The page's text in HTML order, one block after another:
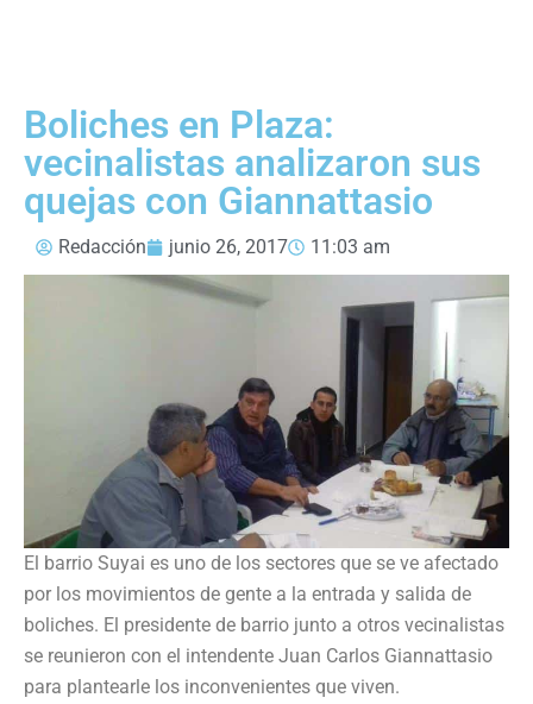
Boliches en Plaza:
vecinalistas analizaron sus
quejas con Giannattasio
Redacción junio 26, 2017 11:03 am
El barrio Suyai es uno de los sectores que se ve afectado
por los movimientos de gente a la entrada y salida de
boliches. El presidente de barrio junto a otros vecinalistas
se reunieron con el intendente Juan Carlos Giannattasio
para plantearle los inconvenientes que viven.